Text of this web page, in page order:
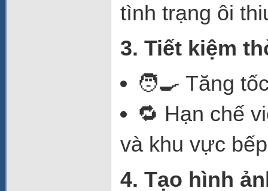
tình trạng ôi
3. Tiết kiệm
🧑‍🍳 Tăng
🔁 Hạn chế
và khu vực
4. Tạo hình